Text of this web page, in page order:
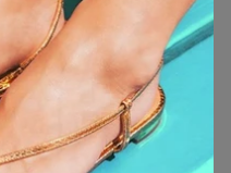
Srl
ml / 0,37 FL.OZ.